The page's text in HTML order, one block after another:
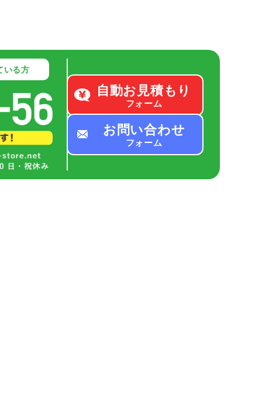
いる方
自動お見積もり
フォーム
お問い合わせ
フォーム